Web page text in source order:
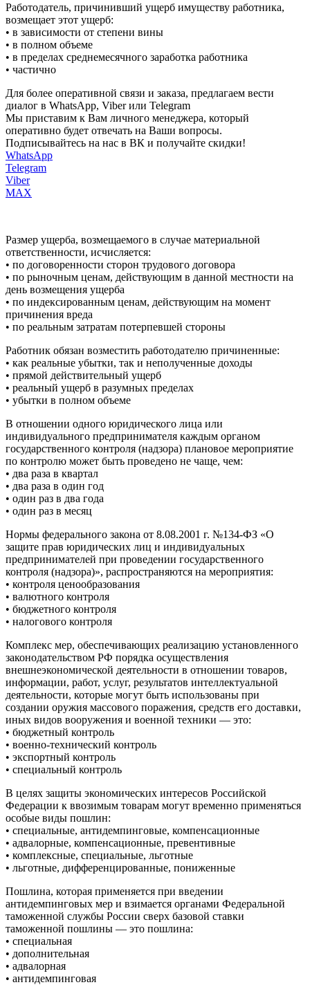
Работодатель, причинивший ущерб имуществу работника,
возмещает этот ущерб:
• в зависимости от степени вины
• в полном объеме
• в пределах среднемесячного заработка работника
• частично
Для более оперативной связи и заказа, предлагаем вести
диалог в WhatsApp, Viber или Telegram
Мы приставим к Вам личного менеджера, который
оперативно будет отвечать на Ваши вопросы.
Подписывайтесь на нас в ВК и получайте скидки!
WhatsApp
Telegram
Viber
MAX
Размер ущерба, возмещаемого в случае материальной
ответственности, исчисляется:
• по договоренности сторон трудового договора
• по рыночным ценам, действующим в данной местности на
день возмещения ущерба
• по индексированным ценам, действующим на момент
причинения вреда
• по реальным затратам потерпевшей стороны
Работник обязан возместить работодателю причиненные:
• как реальные убытки, так и неполученные доходы
• прямой действительный ущерб
• реальный ущерб в разумных пределах
• убытки в полном объеме
В отношении одного юридического лица или
индивидуального предпринимателя каждым органом
государственного контроля (надзора) плановое мероприятие
по контролю может быть проведено не чаще, чем:
• два раза в квартал
• два раза в один год
• один раз в два года
• один раз в месяц
Нормы федерального закона от 8.08.2001 г. №134-ФЗ «О
защите прав юридических лиц и индивидуальных
предпринимателей при проведении государственного
контроля (надзора)», распространяются на мероприятия:
• контроля ценообразования
• валютного контроля
• бюджетного контроля
• налогового контроля
Комплекс мер, обеспечивающих реализацию установленного
законодательством РФ порядка осуществления
внешнеэкономической деятельности в отношении товаров,
информации, работ, услуг, результатов интеллектуальной
деятельности, которые могут быть использованы при
создании оружия массового поражения, средств его доставки,
иных видов вооружения и военной техники — это:
• бюджетный контроль
• военно-технический контроль
• экспортный контроль
• специальный контроль
В целях защиты экономических интересов Российской
Федерации к ввозимым товарам могут временно применяться
особые виды пошлин:
• специальные, антидемпинговые, компенсационные
• адвалорные, компенсационные, превентивные
• комплексные, специальные, льготные
• льготные, дифференцированные, пониженные
Пошлина, которая применяется при введении
антидемпинговых мер и взимается органами Федеральной
таможенной службы России сверх базовой ставки
таможенной пошлины — это пошлина:
• специальная
• дополнительная
• адвалорная
• антидемпинговая